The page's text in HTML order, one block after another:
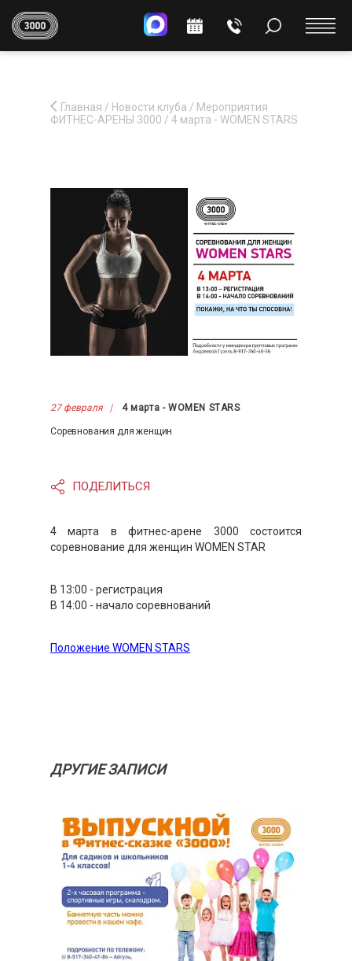
Главная / Новости клуба / Мероприятия
ФИТНЕС-АРЕНЫ 3000 / 4 марта - WOMEN STARS
27 февраля 4 марта - WOMEN STARS
Соревнования для женщин
ПОДЕЛИТЬСЯ
4 марта в фитнес-арене 3000 состоится
соревнование для женщин WOMEN STAR
В 13:00 - регистрация
В 14:00 - начало соревнований
Положение WOMEN STARS
ДРУГИЕ ЗАПИСИ